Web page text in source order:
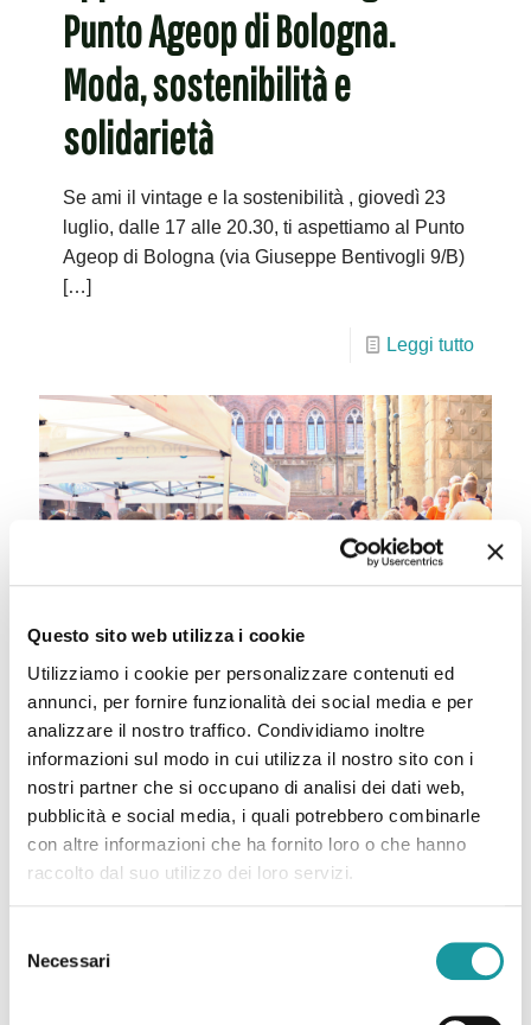
Questo sito web utilizza i cookie
Utilizziamo i cookie per personalizzare contenuti ed
annunci, per fornire funzionalità dei social media e per
analizzare il nostro traffico. Condividiamo inoltre
informazioni sul modo in cui utilizza il nostro sito con i
nostri partner che si occupano di analisi dei dati web,
pubblicità e social media, i quali potrebbero combinarle
con altre informazioni che ha fornito loro o che hanno
raccolto dal suo utilizzo dei loro servizi.
delNecessari
Punto Ageop di Bologna.
Moda, sostenibilità e
solidarietà
Se ami il vintage e la sostenibilità , giovedì 23
luglio, dalle 17 alle 20.30, ti aspettiamo al Punto
Ageop di Bologna (via Giuseppe Bentivogli 9/B)
[…]
Leggi tutto
Eventi luglio
Anche nel mese di luglio tante iniziative sul
territorio. Scopri tutti gli appuntamenti e
partecipa. 18.07.26 – Pigiama Party in tenda
Leggi tutto